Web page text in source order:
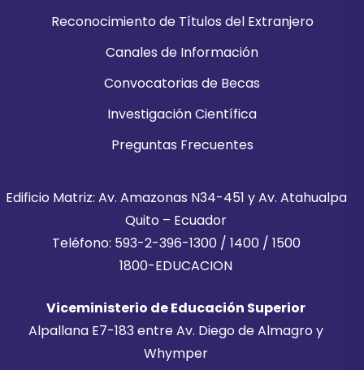
Reconocimiento de Títulos del Extranjero
Canales de Información
Convocatorias de Becas
Investigación Científica
Preguntas Frecuentes
Edificio Matriz: Av. Amazonas N34-451 y Av. Atahualpa
Quito – Ecuador
Teléfono: 593-2-396-1300 / 1400 / 1500
1800-EDUCACION
Viceministerio de Educación Superior
Alpallana E7-183 entre Av. Diego de Almagro y
Whymper